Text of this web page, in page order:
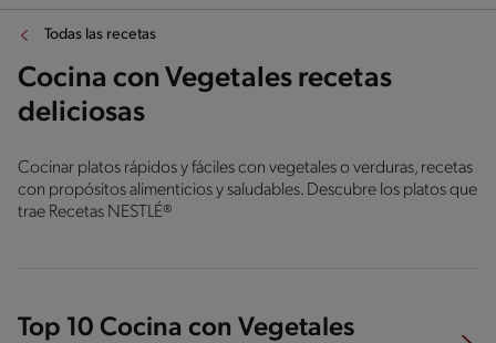
Todas las recetas
Cocina con Vegetales recetas
deliciosas
Cocinar platos rápidos y fáciles con vegetales o verduras, recetas
con propósitos alimenticios y saludables. Descubre los platos que
trae Recetas NESTLÉ®
Top 10 Cocina con Vegetales